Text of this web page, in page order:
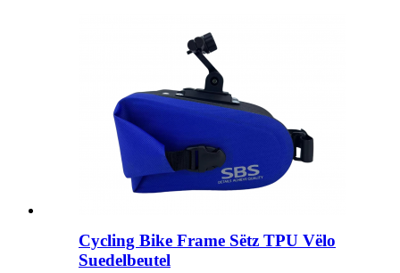
Cycling Bike Frame Sëtz TPU Vëlo
Suedelbeutel